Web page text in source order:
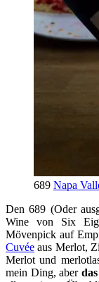
689 Napa
Den 689 (Oder
Wine von Six
Mövenpick auf
Cuvée aus Merlot,
Merlot und
mein Ding, aber